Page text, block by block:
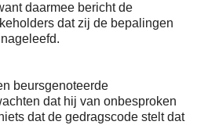
daarmee bericht de
dat zij de bepalingen
beursgenoteerde
dat hij van onbesproken
dat de gedragscode stelt dat